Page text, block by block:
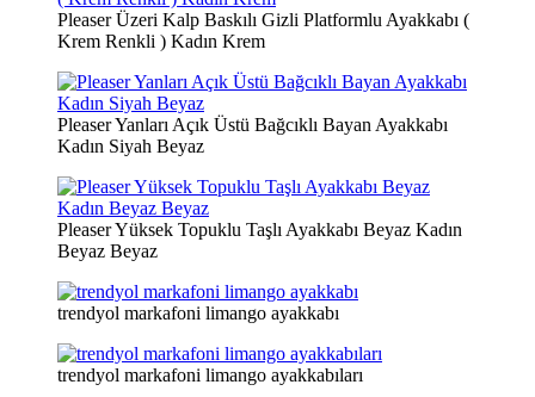
Pleaser Üzeri Kalp Baskılı Gizli Platformlu Ayakkabı (
Krem Renkli ) Kadın Krem
Pleaser Yanları Açık Üstü Bağcıklı Bayan Ayakkabı
Kadın Siyah Beyaz
Pleaser Yüksek Topuklu Taşlı Ayakkabı Beyaz Kadın
Beyaz Beyaz
trendyol markafoni limango ayakkabı
trendyol markafoni limango ayakkabıları